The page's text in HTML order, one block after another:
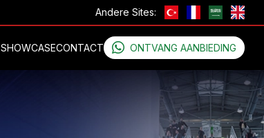
Andere Sites:
SHOWCASECONTACT ONTVANG AANBIEDING